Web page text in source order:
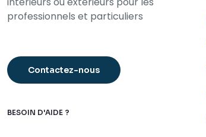
professionnels et particuliers
Contactez-nous
BESOIN D'AIDE ?